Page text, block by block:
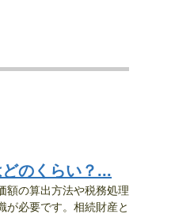
のくらい？...
額の算出方法や税務処理
が必要です。相続財産と